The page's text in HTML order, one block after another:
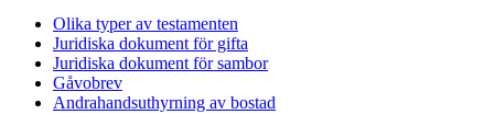
Olika typer av testamenten
Juridiska dokument för gifta
Juridiska dokument för sambor
Gåvobrev
Andrahandsuthyrning av bostad